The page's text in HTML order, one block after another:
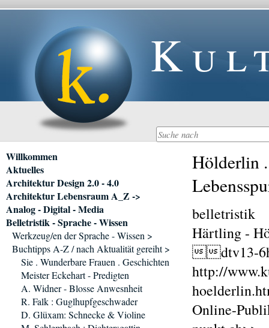
Hölderlin
belletristik
Härtling -
dtv13-
http://
Online-
Navigation
überspringen
Willkommen
Aktuelles
Architektur Design 2.0 - 4.0
Architektur Lebensraum A_Z ->
Analog - Digital - Media
Belletristik - Sprache - Wissen
Werkzeug/en der Sprache - Wissen >
Buchtipps A-Z / nach Aktualität gereiht >
Sie . Wunderbare Frauen . Geschichten
Meister Eckehart - Predigten
A. Widner - Blosse Anwesnheit
R. Falk : Guglhupfgeschwader
D. Glüxam: Schnecke & Violine